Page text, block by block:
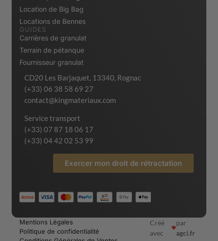
Location de Big Bag
Locations de Bennes
GUIDES
Carrières de granulat
Terrain de pétanque
Fournisseur granulat
CD20 Les Barjaquet, 13340, Rognac
(+33) 06 38 58 69 27
contact@kingmateriaux.com
Service transport
(+33) 07 87 18 06 17
(+33) 04 42 02 53 99
Exercer mon droit de rétractation
Mentions Légales
Politique de confidentialité
Créé
avec
par
agci.fr